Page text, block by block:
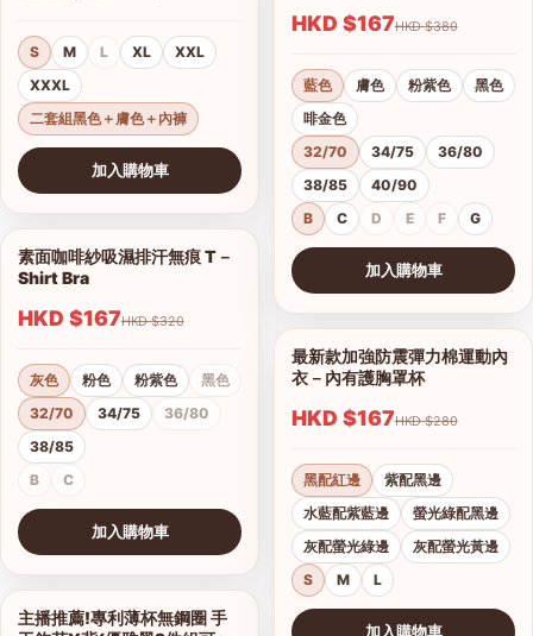
S M L XL
XXL
XXXL
二套組黑色＋膚色＋內褲
加入購物車
1/17
查看圖片
素面咖啡紗吸濕排汗無痕 T－
Shirt Bra
HKD $167 HKD $320
灰色 粉色 粉紫色
黑色
32/70
34/75
36/80
38/85
B
C
加入購物車
1/2
查看圖片
主播推薦!專利薄杯無鋼圈 手
HKD $167 HKD $380
藍色 膚色 粉紫色
黑色
啡金色
32/70
34/75
36/80
38/85
40/90
B
C D E F G
加入購物車
1/11
查看圖片
最新款加強防震彈力棉運動內
衣－內有護胸罩杯
HKD $167 HKD $280
黑配紅邊
紫配黑邊
水藍配紫藍邊
螢光綠配黑邊
灰配螢光綠邊
灰配螢光黃邊
S
M L
加入購物車